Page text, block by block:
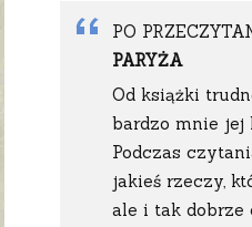
PO
PARYŻA
Od książki
bardzo mnie jej
Podczas
jakieś rzeczy,
ale i tak dobrze